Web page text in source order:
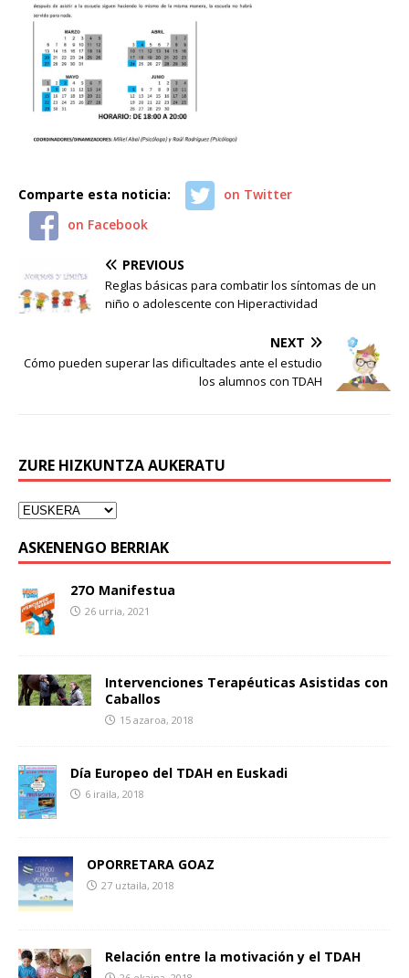
Comparte esta noticia:
on Twitter
on Facebook
PREVIOUS
Reglas básicas para combatir los síntomas de un
niño o adolescente con Hiperactividad
NEXT
Cómo pueden superar las dificultades ante el estudio
los alumnos con TDAH
ZURE HIZKUNTZA AUKERATU
ASKENENGO BERRIAK
27O Manifestua
26 urria, 2021
Intervenciones Terapéuticas Asistidas con
Caballos
15 azaroa, 2018
Día Europeo del TDAH en Euskadi
6 iraila, 2018
OPORRETARA GOAZ
27 uztaila, 2018
Relación entre la motivación y el TDAH